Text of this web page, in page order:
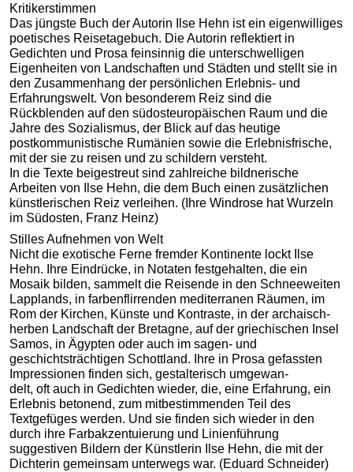
Kritikerstimmen
Das jüngste Buch der Autorin Ilse Hehn ist ein eigenwilliges
poetisches Reisetagebuch. Die Autorin reflektiert in
Gedichten und Prosa feinsinnig die unterschwelligen
Eigenheiten von Landschaften und Städten und stellt sie in
den Zusammenhang der persönlichen Erlebnis- und
Erfahrungswelt. Von besonderem Reiz sind die
Rückblenden auf den südosteuropäischen Raum und die
Jahre des Sozialismus, der Blick auf das heutige
postkommunistische Rumänien sowie die Erlebnisfrische,
mit der sie zu reisen und zu schildern versteht.
In die Texte beigestreut sind zahlreiche bildnerische
Arbeiten von Ilse Hehn, die dem Buch einen zusätzlichen
künstlerischen Reiz verleihen. (Ihre Windrose hat Wurzeln
im Südosten, Franz Heinz)
Stilles Aufnehmen von Welt
Nicht die exotische Ferne fremder Kontinente lockt Ilse
Hehn. Ihre Eindrücke, in Notaten festgehalten, die ein
Mosaik bilden, sammelt die Reisende in den Schneeweiten
Lapplands, in farbenflirrenden mediterranen Räumen, im
Rom der Kirchen, Künste und Kontraste, in der archaisch-
herben Landschaft der Bretagne, auf der griechischen Insel
Samos, in Ägypten oder auch im sagen- und
geschichtsträchtigen Schottland. Ihre in Prosa gefassten
Impressionen finden sich, gestalterisch umgewan-
delt, oft auch in Gedichten wieder, die, eine Erfahrung, ein
Erlebnis betonend, zum mitbestimmenden Teil des
Textgefüges werden. Und sie finden sich wieder in den
durch ihre Farbakzentuierung und Linienführung
suggestiven Bildern der Künstlerin Ilse Hehn, die mit der
Dichterin gemeinsam unterwegs war. (Eduard Schneider)